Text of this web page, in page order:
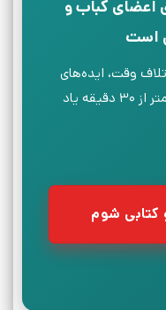
اعضای کباب و
است
وقت، ایده‌های
اصلی کتاب‌های مهم دنیا را در کمتر از ۳۰ دقیقه یاد
شوم